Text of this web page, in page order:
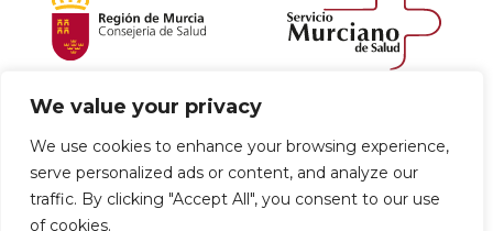
We value your privacy
We use cookies to enhance your browsing experience,
serve personalized ads or content, and analyze our
traffic. By clicking "Accept All", you consent to our use
of cookies.
Política de envío y devoluciones
Política de privacidad Uso de cookies